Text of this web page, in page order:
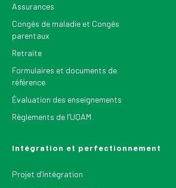
Assurances
Congés de maladie et Congés
parentaux
Retraite
Formulaires et documents de
référence
Évaluation des enseignements
Règlements de l’UQAM
Intégration et perfectionnement
Projet d’intégration